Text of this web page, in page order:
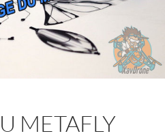
METAFLY